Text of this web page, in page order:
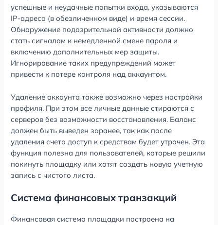
успешные и неудачные попытки входа, указываются
IP-адреса (в обезличенном виде) и время сессии.
Обнаружение подозрительной активности должно
стать сигналом к немедленной смене пароля и
включению дополнительных мер защиты.
Игнорирование таких предупреждений может
привести к потере контроля над аккаунтом.
Удаление аккаунта также возможно через настройки
профиля. При этом все личные данные стираются с
серверов без возможности восстановления. Баланс
должен быть выведен заранее, так как после
удаления счета доступ к средствам будет утрачен. Эта
функция полезна для пользователей, которые решили
покинуть площадку или хотят создать новую учетную
запись с чистого листа.
Система финансовых транзакций
Финансовая система площадки построена на